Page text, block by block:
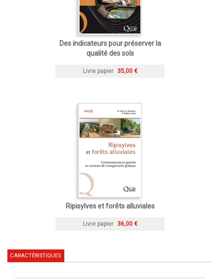
Des indicateurs pour préserver la
qualité des sols
Livre papier 35,00 €
Ripisylves et forêts alluviales
Livre papier 36,00 €
CARACTÉRISTIQUES